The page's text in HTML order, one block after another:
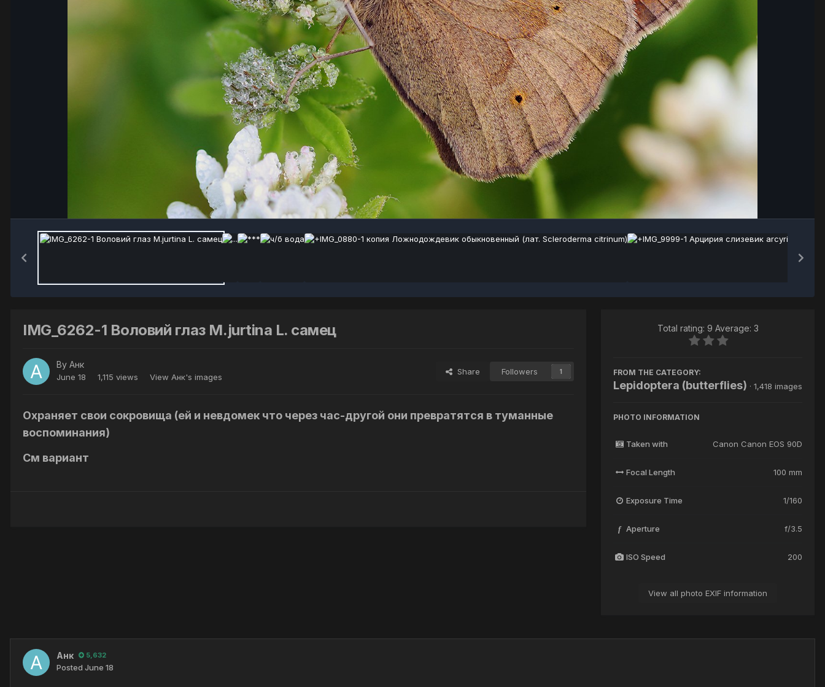
IMG_6262-1 Воловий глаз M.jurtina L. самец
By Анк
June 18 1,115 views View Анк's images
Share Followers 1
Охраняет свои сокровища (ей и невдомек что через час-другой они превратятся в туманные
воспоминания)
См вариант
Total rating: 9 Average: 3
FROM THE CATEGORY:
Lepidoptera (butterflies) · 1,418 images
PHOTO INFORMATION
Taken with Canon Canon EOS 90D
Focal Length 100 mm
Exposure Time 1/160
f Aperture f/3.5
ISO Speed 200
View all photo EXIF information
Анк 5,632
Posted June 18